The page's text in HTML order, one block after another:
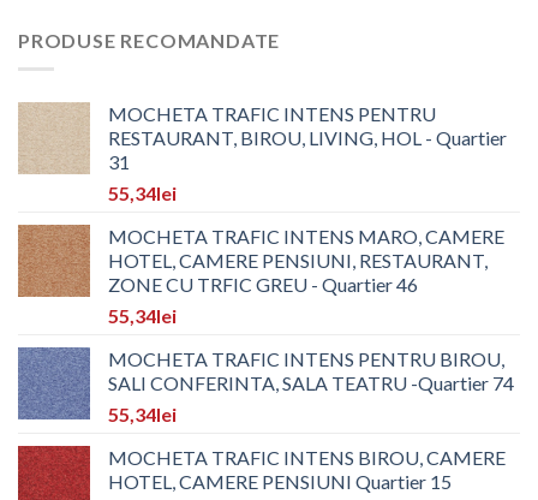
PRODUSE RECOMANDATE
MOCHETA TRAFIC INTENS PENTRU
RESTAURANT, BIROU, LIVING, HOL - Quartier
31
55,34lei
MOCHETA TRAFIC INTENS MARO, CAMERE
HOTEL, CAMERE PENSIUNI, RESTAURANT,
ZONE CU TRFIC GREU - Quartier 46
55,34lei
MOCHETA TRAFIC INTENS PENTRU BIROU,
SALI CONFERINTA, SALA TEATRU -Quartier 74
55,34lei
MOCHETA TRAFIC INTENS BIROU, CAMERE
HOTEL, CAMERE PENSIUNI Quartier 15